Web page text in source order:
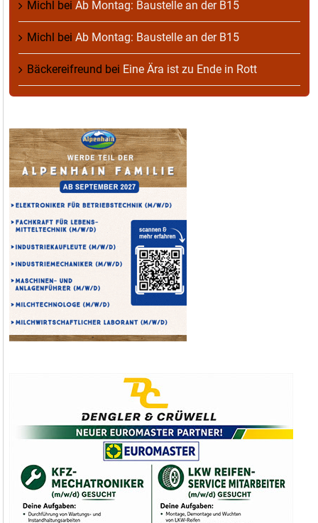
Michl bei Ab Montag: Baustelle an der B15
Michl bei Ab Montag: Baustelle an der B15
Bäckereifreund bei Eine Ära ist zu Ende in Rott